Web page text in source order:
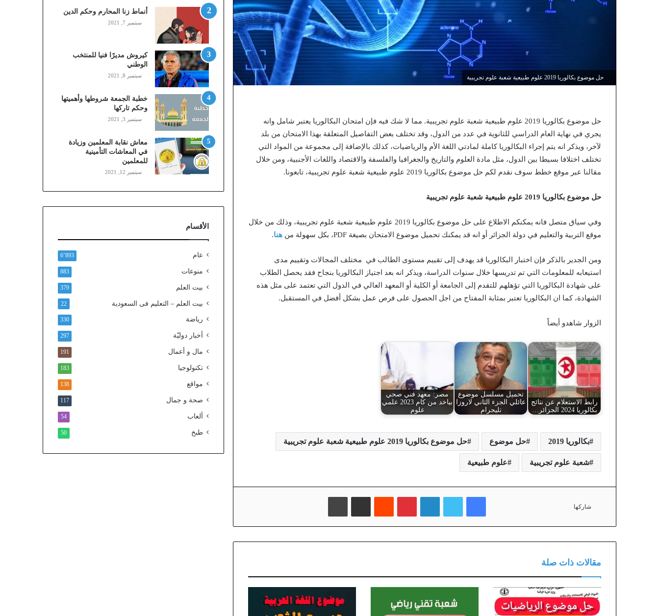
حل موضوع بكالوريا 2019 علوم طبيعية شعبة علوم تجريبية
حل موضوع بكالوريا 2019 علوم طبيعية شعبة علوم تجريبية. مما لا شك فيه فإن امتحان البكالوريا يعتبر شامل وانه
يجري في نهاية العام الدراسي للثانوية في عدد من الدول، وقد تختلف بعض التفاصيل المتعلقة بهذا الامتحان من بلد
لآخر، ويذكر انه يتم إجراء البكالوريا كاملة لمادتي اللغة الأم والرياضيات، كذلك بالإضافة إلى مجموعة من المواد التي
تختلف اختلافا بسيطا بين الدول، مثل مادة العلوم والتاريخ والجغرافيا والفلسفة والاقتصاد واللغات الأجنبية، ومن خلال
مقالنا عبر موقع خطط سوف نقدم لكم حل موضوع بكالوريا 2019 علوم طبيعية شعبة علوم تجريبية، تابعونا.
حل موضوع بكالوريا 2019 علوم طبيعية شعبة علوم تجريبية
وفي سياق متصل فانه يمكنكم الاطلاع على حل موضوع بكالوريا 2019 علوم طبيعية شعبة علوم تجريبية، وذلك من خلال
موقع التربية والتعليم في دولة الجزائر أو انه قد يمكنك تحميل موضوع الامتحان بصيغة PDF، بكل سهولة من
هنا.
ومن الجدير بالذكر فإن اختبار البكالوريا قد يهدف إلى تقييم مستوى الطالب في مختلف المجالات وتقييم مدى
استيعابه للمعلومات التي تم تدريسها خلال سنوات الدراسة، ويذكر انه بعد اجتياز البكالوريا بنجاح فقد يحصل الطلاب
على شهادة البكالوريا التي تؤهلهم للتقدم إلى الجامعة أو الكلية أو المعهد العالي في الدول التي تعتمد على مثل هذه
الشهادة، كما ان البكالوريا تعتبر بمثابة المفتاح من اجل الحصول على فرص عمل بشكل أفضل في المستقبل.
الزوار شاهدو أيضاً
رابط الاستعلام عن نتائج
بكالوريا 2024 الجزائر…
تحميل مسلسل موضوع
عائلي الجزء الثاني لاروزا
تليجرام
مصر: معهد فني صحي
بياخد من كام 2023 علمي
علوم
بكالوريا 2019 حل موضوع حل موضوع بكالوريا 2019 علوم طبيعية شعبة علوم تجريبية
شعبة علوم تجريبية علوم طبيعية
شاركها
فيسبوك تويتر لينكدإن بينتيريست مشاركة عبر البريد
مقالات ذات صلة
,
م
ا
ي
ل
ي
،
ز
ي
ن
)
ع
ب
ر
ا
ن
ذ
و
ن
ي
ل
م
ح
أنماط زنا المحارم وحكم الدين
سبتمبر 7, 2021
كيروش مديرًا فنيا للمنتخب
الوطني
سبتمبر 8, 2021
خطبة الجمعة شروطها وأهميتها
وحكم تاركها
سبتمبر 3, 2021
معاش نقابة المعلمين وزيادة
في المعاشات التأمينية
للمعلمين
سبتمبر 12, 2021
الأقسام
عام 6٬893
منوعات 883
بيت العلم 379
بيت العلم – التعليم فى السعودية 22
رياضة 330
أخبار دوليّة 297
مال و أعمال 191
تكنولوجيا 183
مواقع 138
صحة و جمال 117
ألعاب 54
طبخ 50